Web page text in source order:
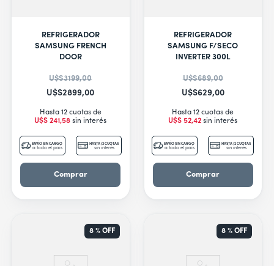
REFRIGERADOR
SAMSUNG FRENCH
DOOR
U$S3199,00
U$S2899,00
Hasta 12 cuotas de
U$S 241,58 sin interés
ENVÍO SIN CARGO
a todo el país
HASTA 12 CUOTAS
sin interés
Comprar
REFRIGERADOR
SAMSUNG F/SECO
INVERTER 300L
U$S689,00
U$S629,00
Hasta 12 cuotas de
U$S 52,42 sin interés
ENVÍO SIN CARGO
a todo el país
HASTA 12 CUOTAS
sin interés
Comprar
8 %OFF 8 % OFF